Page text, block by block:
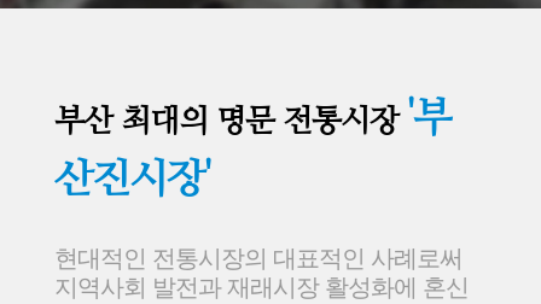
부산 최대의 명문 전통시장 '부
산진시장'
현대적인 전통시장의 대표적인 사례로써
지역사회 발전과 재래시장 활성화에 혼신